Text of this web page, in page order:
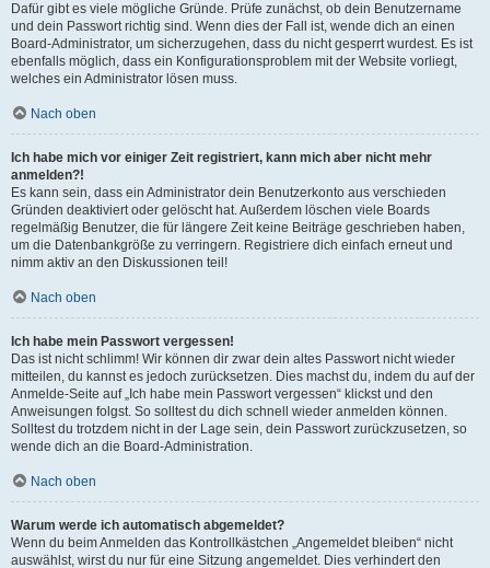
Dafür gibt es viele mögliche Gründe. Prüfe zunächst, ob dein Benutzername
und dein Passwort richtig sind. Wenn dies der Fall ist, wende dich an einen
Board-Administrator, um sicherzugehen, dass du nicht gesperrt wurdest. Es ist
ebenfalls möglich, dass ein Konfigurationsproblem mit der Website vorliegt,
welches ein Administrator lösen muss.
Nach oben
Ich habe mich vor einiger Zeit registriert, kann mich aber nicht mehr
anmelden?!
Es kann sein, dass ein Administrator dein Benutzerkonto aus verschieden
Gründen deaktiviert oder gelöscht hat. Außerdem löschen viele Boards
regelmäßig Benutzer, die für längere Zeit keine Beiträge geschrieben haben,
um die Datenbankgröße zu verringern. Registriere dich einfach erneut und
nimm aktiv an den Diskussionen teil!
Nach oben
Ich habe mein Passwort vergessen!
Das ist nicht schlimm! Wir können dir zwar dein altes Passwort nicht wieder
mitteilen, du kannst es jedoch zurücksetzen. Dies machst du, indem du auf der
Anmelde-Seite auf „Ich habe mein Passwort vergessen“ klickst und den
Anweisungen folgst. So solltest du dich schnell wieder anmelden können.
Solltest du trotzdem nicht in der Lage sein, dein Passwort zurückzusetzen, so
wende dich an die Board-Administration.
Nach oben
Warum werde ich automatisch abgemeldet?
Wenn du beim Anmelden das Kontrollkästchen „Angemeldet bleiben“ nicht
auswählst, wirst du nur für eine Sitzung angemeldet. Dies verhindert den